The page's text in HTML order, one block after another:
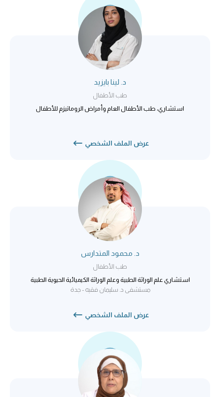
د. لينا بايزيد
طب الأطفال
استشاري، طب الأطفال العام وأمراض الروماتيزم للأطفال
عرض الملف الشخصي
د. محمود المتدارس
طب الأطفال
استشاري علم الوراثة الطبية وعلم الوراثة الكيميائية الحيوية الطبية
مستشفى د. سليمان فقيه - جدة
عرض الملف الشخصي